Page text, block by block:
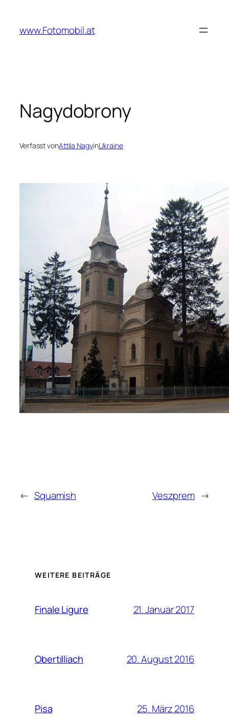
springen
www.Fotomobil.at
Nagydobrony
Verfasst vonAttila NagyinUkraine
← Squamish Veszprem →
WEITERE BEITRÄGE
Finale Ligure 21. Januar 2017
Obertilliach 20. August 2016
Pisa 25. März 2016